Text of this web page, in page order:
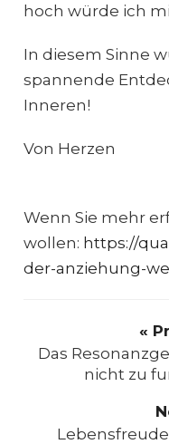
hoch würde ich
In diesem Sinne
spannende
Inneren!
Von Herzen
Wenn Sie mehr
wollen: https://
der-anziehung-
«
Das
nicht zu